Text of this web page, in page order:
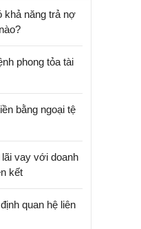
khả năng trả nợ
phong tỏa tài
bằng ngoại tệ
vay với doanh
kết
quan hệ liên